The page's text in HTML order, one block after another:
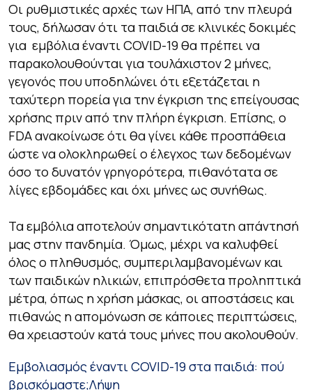
Οι ρυθμιστικές αρχές των ΗΠΑ, από την πλευρά
τους, δήλωσαν ότι τα παιδιά σε κλινικές δοκιμές
για εμβόλια έναντι COVID-19 θα πρέπει να
παρακολουθούνται για τουλάχιστον 2 μήνες,
γεγονός που υποδηλώνει ότι εξετάζεται η
ταχύτερη πορεία για την έγκριση της επείγουσας
χρήσης πριν από την πλήρη έγκριση. Επίσης, ο
FDA ανακοίνωσε ότι θα γίνει κάθε προσπάθεια
ώστε να ολοκληρωθεί ο έλεγχος των δεδομένων
όσο το δυνατόν γρηγορότερα, πιθανότατα σε
λίγες εβδομάδες και όχι μήνες ως συνήθως.
Τα εμβόλια αποτελούν σημαντικότατη απάντησή
μας στην πανδημία. Όμως, μέχρι να καλυφθεί
όλος ο πληθυσμός, συμπεριλαμβανομένων και
των παιδικών ηλικιών, επιπρόσθετα προληπτικά
μέτρα, όπως η χρήση μάσκας, οι αποστάσεις και
πιθανώς η απομόνωση σε κάποιες περιπτώσεις,
θα χρειαστούν κατά τους μήνες που ακολουθούν.
Εμβολιασμός έναντι COVID-19 στα παιδιά: πού
βρισκόμαστε;Λήψη